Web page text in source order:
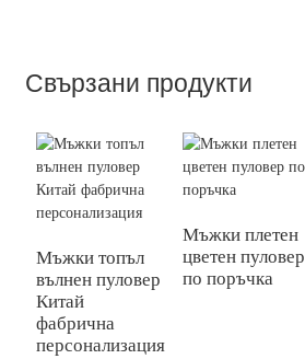
Свързани продукти
Мъжки топъл
вълнен пуловер
Китай
фабрична
персонализация
Мъжки плетен
цветен пуловер
по поръчка